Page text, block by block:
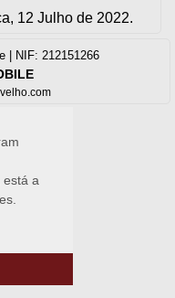
está a
12 Julho de 2022.
| NIF: 212151266